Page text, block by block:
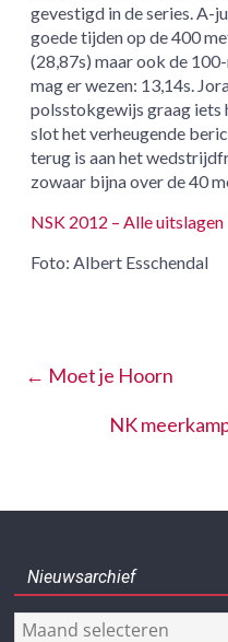
gevestigd in de series. A-
goede tijden op de 400
(28,87s) maar ook de
mag er wezen: 13,14s.
polsstokgewijs graag iets
slot het verheugende
terug is aan het
zowaar bijna over de 40
NSK 2012 – Alle uitslagen
Foto: Albert Esschendal
← Moet je Hoorn
NK
Nieuwsarchief
Nieuwsarchief